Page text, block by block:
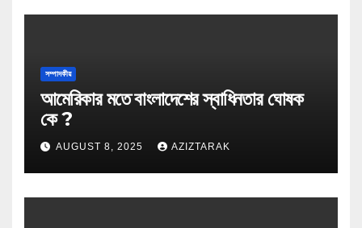
সম্পাদকীয়
আমেরিকার মতে বাংলাদেশের স্বাধিনতার ঘোষক
কে ?
AUGUST 8, 2025 AZIZTARAK